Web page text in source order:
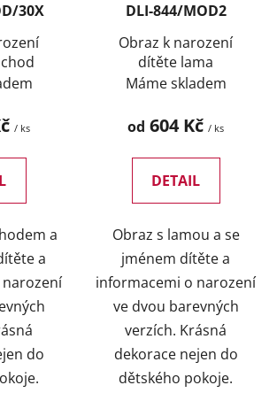
30X
/ ks
a
a
do
DLI-844/MOD2
Obraz k narození
dítěte lama
Máme skladem
od 604 Kč / ks
DETAIL
Obraz s lamou a se
jménem dítěte a
informacemi o narození
ve dvou barevných
verzích. Krásná
dekorace nejen do
dětského pokoje.